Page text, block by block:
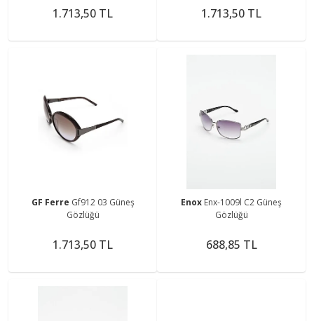
1.713,50 TL 1.713,50 TL
GF Ferre Gf912 03 Güneş
Gözlüğü
1.713,50 TL
Enox Enx-1009l C2 Güneş
Gözlüğü
688,85 TL